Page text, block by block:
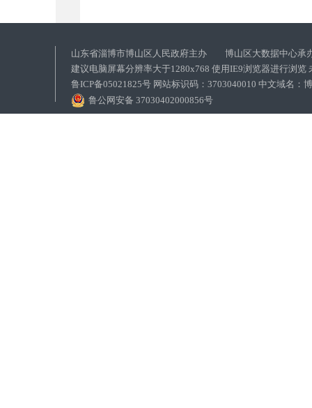
山东省淄博市博山区人民政府主办 博山区大数据中心承
建议电脑屏幕分辨率大于1280x768 使用IE9浏览器进行浏览
鲁ICP备05021825号 网站标识码：3703040010 中文域名：
鲁公网安备 37030402000856号